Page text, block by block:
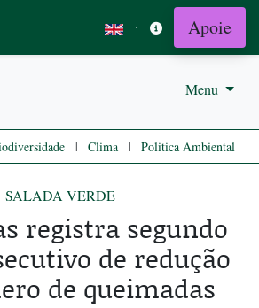
· Apoie
Menu
| Clima | Politica Ambiental
SALADA VERDE
registra segundo
de redução
de queimadas